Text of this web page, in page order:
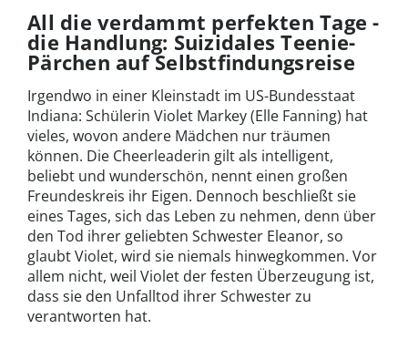
All die verdammt perfekten Tage -
die Handlung: Suizidales Teenie-
Pärchen auf Selbstfindungsreise
Irgendwo in einer Kleinstadt im US-Bundesstaat
Indiana: Schülerin Violet Markey (Elle Fanning) hat
vieles, wovon andere Mädchen nur träumen
können. Die Cheerleaderin gilt als intelligent,
beliebt und wunderschön, nennt einen großen
Freundeskreis ihr Eigen. Dennoch beschließt sie
eines Tages, sich das Leben zu nehmen, denn über
den Tod ihrer geliebten Schwester Eleanor, so
glaubt Violet, wird sie niemals hinwegkommen. Vor
allem nicht, weil Violet der festen Überzeugung ist,
dass sie den Unfalltod ihrer Schwester zu
verantworten hat.